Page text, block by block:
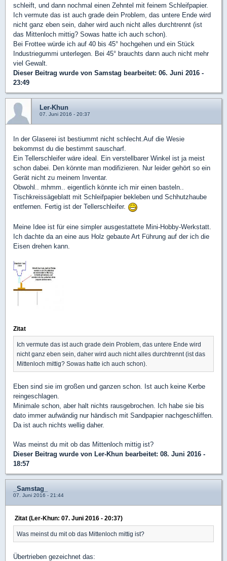
schleift, und dann nochmal einen Zehntel mit feinem Schleifpapier.
Ich vermute das ist auch grade dein Problem, das untere Ende wird
nicht ganz eben sein, daher wird auch nicht alles durchtrennt (ist
das Mittenloch mittig? Sowas hatte ich auch schon).
Bei Frottee würde ich auf 40 bis 45° hochgehen und ein Stück
Industriegummi unterlegen. Bei 45° brauchts dann auch nicht mehr
viel Gewalt.
Dieser Beitrag wurde von Samstag bearbeitet: 06. Juni 2016 -
23:49
Ler-Khun
07. Juni 2016 - 20:37
In der Glaserei ist bestiummt nicht schlecht.Auf die Wesie
bekommst du die bestimmt sauscharf.
Ein Tellerschleifer wäre ideal. Ein verstellbarer Winkel ist ja meist
schon dabei. Den könnte man modifizieren. Nur leider gehört so ein
Gerät nicht zu meinem Inventar.
Obwohl.. mhmm.. eigentlich könnte ich mir einen basteln..
Tischkreissägeblatt mit Schleifpapier bekleben und Schhutzhaube
entfernen. Fertig ist der Tellerschleifer.
Meine Idee ist für eine simpler ausgestattete Mini-Hobby-Werkstatt.
Ich dachte da an eine aus Holz gebaute Art Führung auf der ich die
Eisen drehen kann.
Zitat
Ich vermute das ist auch grade dein Problem, das untere Ende wird
nicht ganz eben sein, daher wird auch nicht alles durchtrennt (ist das
Mittenloch mittig? Sowas hatte ich auch schon).
Eben sind sie im großen und ganzen schon. Ist auch keine Kerbe
reingeschlagen.
Minimale schon, aber halt nichts rausgebrochen. Ich habe sie bis
dato immer aufwändig nur händisch mit Sandpapier nachgeschliffen.
Da ist auch nichts wellig daher.
Was meinst du mit ob das Mittenloch mittig ist?
Dieser Beitrag wurde von Ler-Khun bearbeitet: 08. Juni 2016 -
18:57
_Samstag_
07. Juni 2016 - 21:44
Zitat (Ler-Khun: 07. Juni 2016 - 20:37)
Was meinst du mit ob das Mittenloch mittig ist?
Übertrieben gezeichnet das: